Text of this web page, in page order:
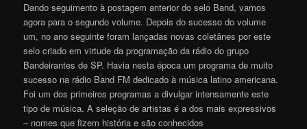
Dando seguimento à postagem anterior do selo Band, vamos
agora para o segundo volume. Depois do sucesso do volume
um, no ano seguinte foram lançadas novas coletânes por este
selo criado em virtude da programação da rádio do grupo
Bandeirantes de SP. Havia nesta época um programa de muito
sucesso na rádio Band FM dedicado à música latino americana.
Foi um dos primeiros programas a divulgar intensamente este
tipo de música. A seleção de artistas é a dos mais expressivos
– nomes que fizem história e são conhecidos